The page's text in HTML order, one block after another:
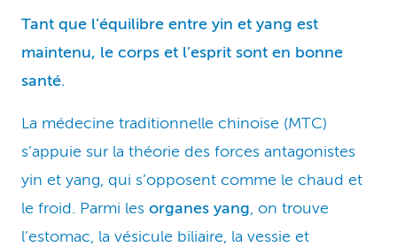
Tant que l’équilibre entre yin et yang est
maintenu, le corps et l’esprit sont en bonne
santé.
La médecine traditionnelle chinoise (MTC)
s’appuie sur la théorie des forces antagonistes
yin et yang, qui s’opposent comme le chaud et
le froid. Parmi les organes yang, on trouve
l’estomac, la vésicule biliaire, la vessie et